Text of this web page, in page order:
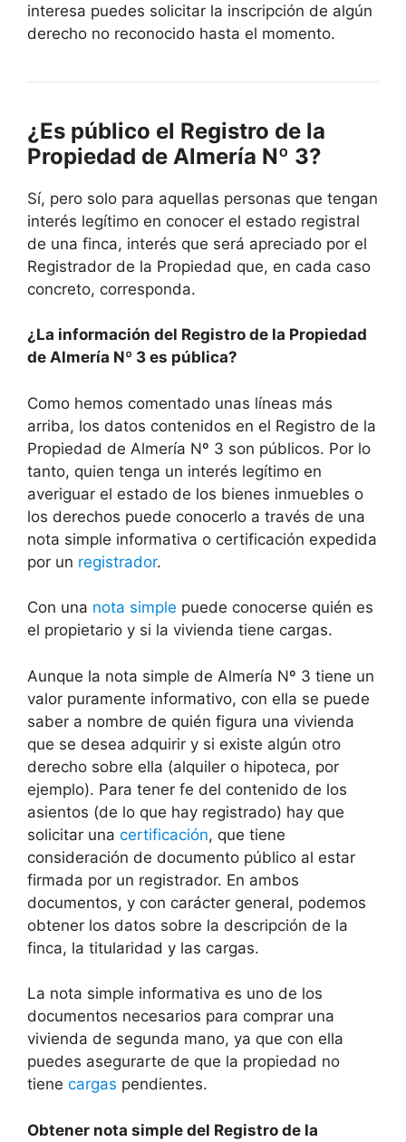
interesa puedes solicitar la inscripción de algún
derecho no reconocido hasta el momento.
¿Es público el Registro de la
Propiedad de Almería Nº 3?
Sí, pero solo para aquellas personas que tengan
interés legítimo en conocer el estado registral
de una finca, interés que será apreciado por el
Registrador de la Propiedad que, en cada caso
concreto, corresponda.
¿La información del Registro de la Propiedad
de Almería Nº 3 es pública?
Como hemos comentado unas líneas más
arriba, los datos contenidos en el Registro de la
Propiedad de Almería Nº 3 son públicos. Por lo
tanto, quien tenga un interés legítimo en
averiguar el estado de los bienes inmuebles o
los derechos puede conocerlo a través de una
nota simple informativa o certificación expedida
por un registrador.
Con una nota simple puede conocerse quién es
el propietario y si la vivienda tiene cargas.
Aunque la nota simple de Almería Nº 3 tiene un
valor puramente informativo, con ella se puede
saber a nombre de quién figura una vivienda
que se desea adquirir y si existe algún otro
derecho sobre ella (alquiler o hipoteca, por
ejemplo). Para tener fe del contenido de los
asientos (de lo que hay registrado) hay que
solicitar una certificación, que tiene
consideración de documento público al estar
firmada por un registrador. En ambos
documentos, y con carácter general, podemos
obtener los datos sobre la descripción de la
finca, la titularidad y las cargas.
La nota simple informativa es uno de los
documentos necesarios para comprar una
vivienda de segunda mano, ya que con ella
puedes asegurarte de que la propiedad no
tiene cargas pendientes.
Obtener nota simple del Registro de la